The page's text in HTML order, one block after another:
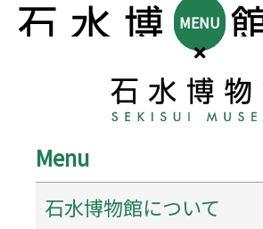
MENU
Menu
石水博物館について
sekisui@owner